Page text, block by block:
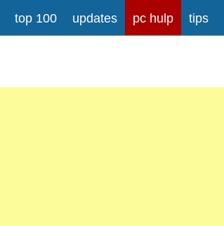
top 100 updates pc hulp tips